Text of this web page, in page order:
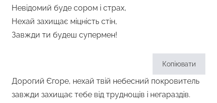
Невідомий буде сором і страх,
Нехай захищає міцність стін,
Завжди ти будеш супермен!
Копіювати
Дорогий Єгоре, нехай твій небесний покровитель
завжди захищає тебе від труднощів і негараздів.